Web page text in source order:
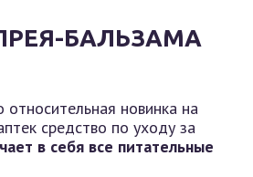
БАЛЬЗАМА
новинка на
средство по уходу за
в себя все питательные